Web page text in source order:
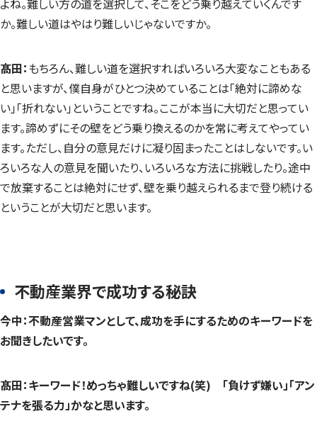
か。難しい道はやはり難しいじゃないですか。
髙田：もちろん、難しい道を選択すればいろいろ大変なこともある
と思いますが、僕自身がひとつ決めていることは「絶対に諦めな
い」「折れない」ということですね。ここが本当に大切だと思ってい
ます。諦めずにその壁をどう乗り換えるのかを常に考えてやってい
ます。ただし、自分の意見だけに凝り固まったことはしないです。い
ろいろな人の意見を聞いたり、いろいろな方法に挑戦したり。途中
で放棄することは絶対にせず、壁を乗り越えられるまで登り続ける
ということが大切だと思います。
不動産業界で成功する秘訣
今中：不動産営業マンとして、成功を手にするためのキーワードを
お聞きしたいです。
髙田：キーワード！めっちゃ難しいですね(笑) 「負けず嫌い」「アン
テナを張る力」かなと思います。